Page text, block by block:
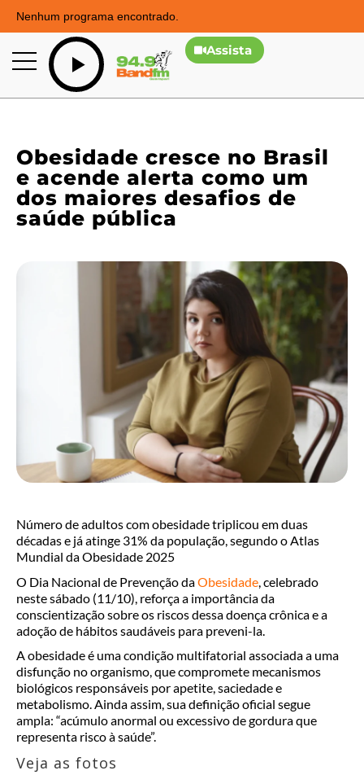
Nenhum programa encontrado.
Assista
Obesidade cresce no Brasil
e acende alerta como um
dos maiores desafios de
saúde pública
Número de adultos com obesidade triplicou em duas
décadas e já atinge 31% da população, segundo o Atlas
Mundial da Obesidade 2025
O Dia Nacional de Prevenção daObesidade , celebrado
neste sábado (11/10), reforça a importância da
conscientização sobre os riscos dessa doença crônica e a
adoção de hábitos saudáveis para preveni-la.
A obesidade é uma condição multifatorial associada a uma
disfunção no organismo, que compromete mecanismos
biológicos responsáveis por apetite, saciedade e
metabolismo. Ainda assim, sua definição oficial segue
ampla: “acúmulo anormal ou excessivo de gordura que
representa risco à saúde”.
Veja as fotos